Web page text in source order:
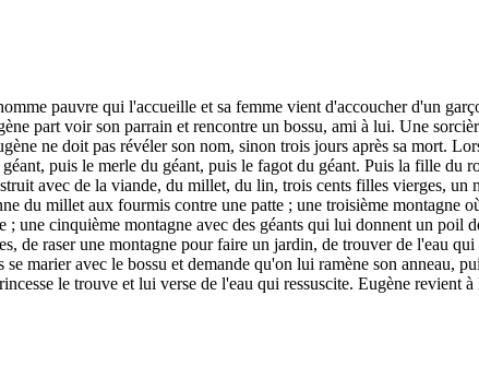
pauvre qui l'accueille et sa femme vient d'accoucher d'un
part voir son parrain et rencontre un bossu, ami à lui. Une
ne doit pas révéler son nom, sinon trois jours après sa mort.
puis le merle du géant, puis le fagot du géant. Puis la fille du
avec de la viande, du millet, du lin, trois cents filles vierges, un
du millet aux fourmis contre une patte ; une troisième montagne
une cinquième montagne avec des géants qui lui donnent un poil
de raser une montagne pour faire un jardin, de trouver de l'eau
marier avec le bossu et demande qu'on lui ramène son anneau,
le trouve et lui verse de l'eau qui ressuscite. Eugène revient